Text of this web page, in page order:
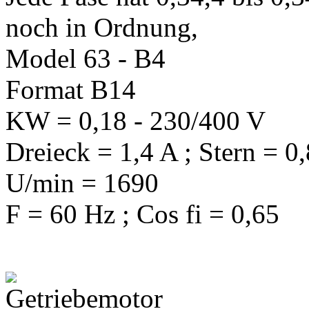
noch in Ordnung,
Model 63 - B4
Format B14
KW = 0,18 - 230/400 V
Dreieck = 1,4 A ; Stern =
U/min = 1690
F = 60 Hz ; Cos fi = 0,65